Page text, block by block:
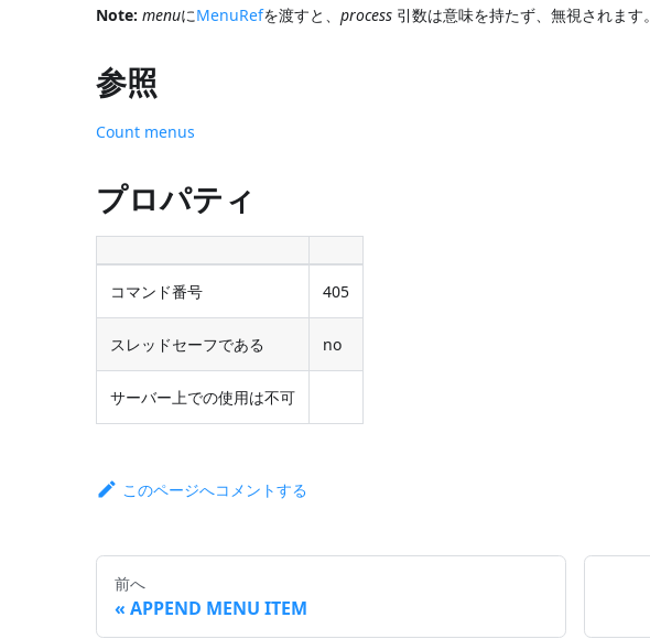
Note: menuにMenuRefを渡すと、process 引数は意味を持たず、無視されます。
参照
Count menus
プロパティ
コマンド番号 405
スレッドセーフである no
サーバー上での使用は不可
このページへコメントする
前へ
APPEND MENU ITEM